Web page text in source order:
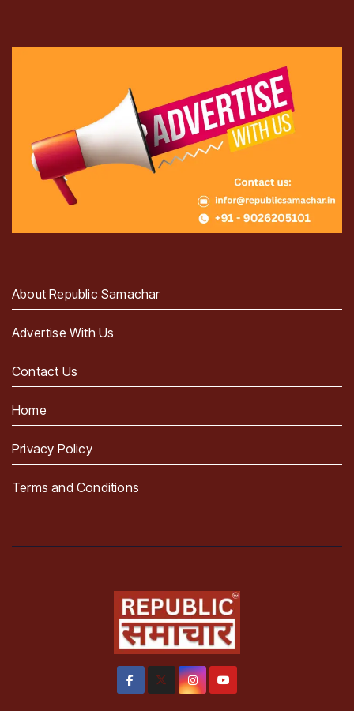
About Republic Samachar
Advertise With Us
Contact Us
Home
Privacy Policy
Terms and Conditions